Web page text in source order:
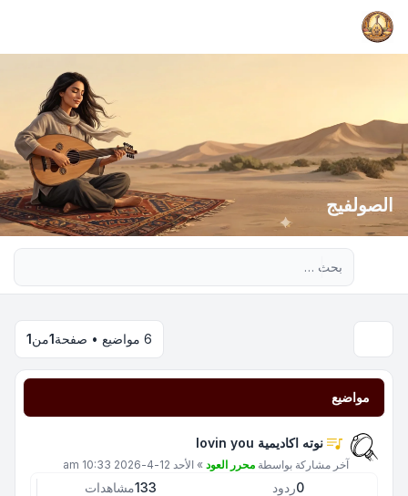
الصولفيج
6 مواضيع • صفحة 1من1
مواضيع
نوته اكاديمية lovin you
آخر مشاركة بواسطة محرر العود » الأحد 12-4-2026 10:33 am
0ردود 133مشاهدات